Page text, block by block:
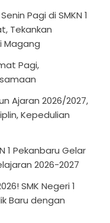
Pagi di SMKN 1
Tekankan
Magang
Pagi,
Ajaran 2026/2027,
Kepedulian
1 Pekanbaru Gelar
2026-2027
SMK Negeri 1
Baru dengan